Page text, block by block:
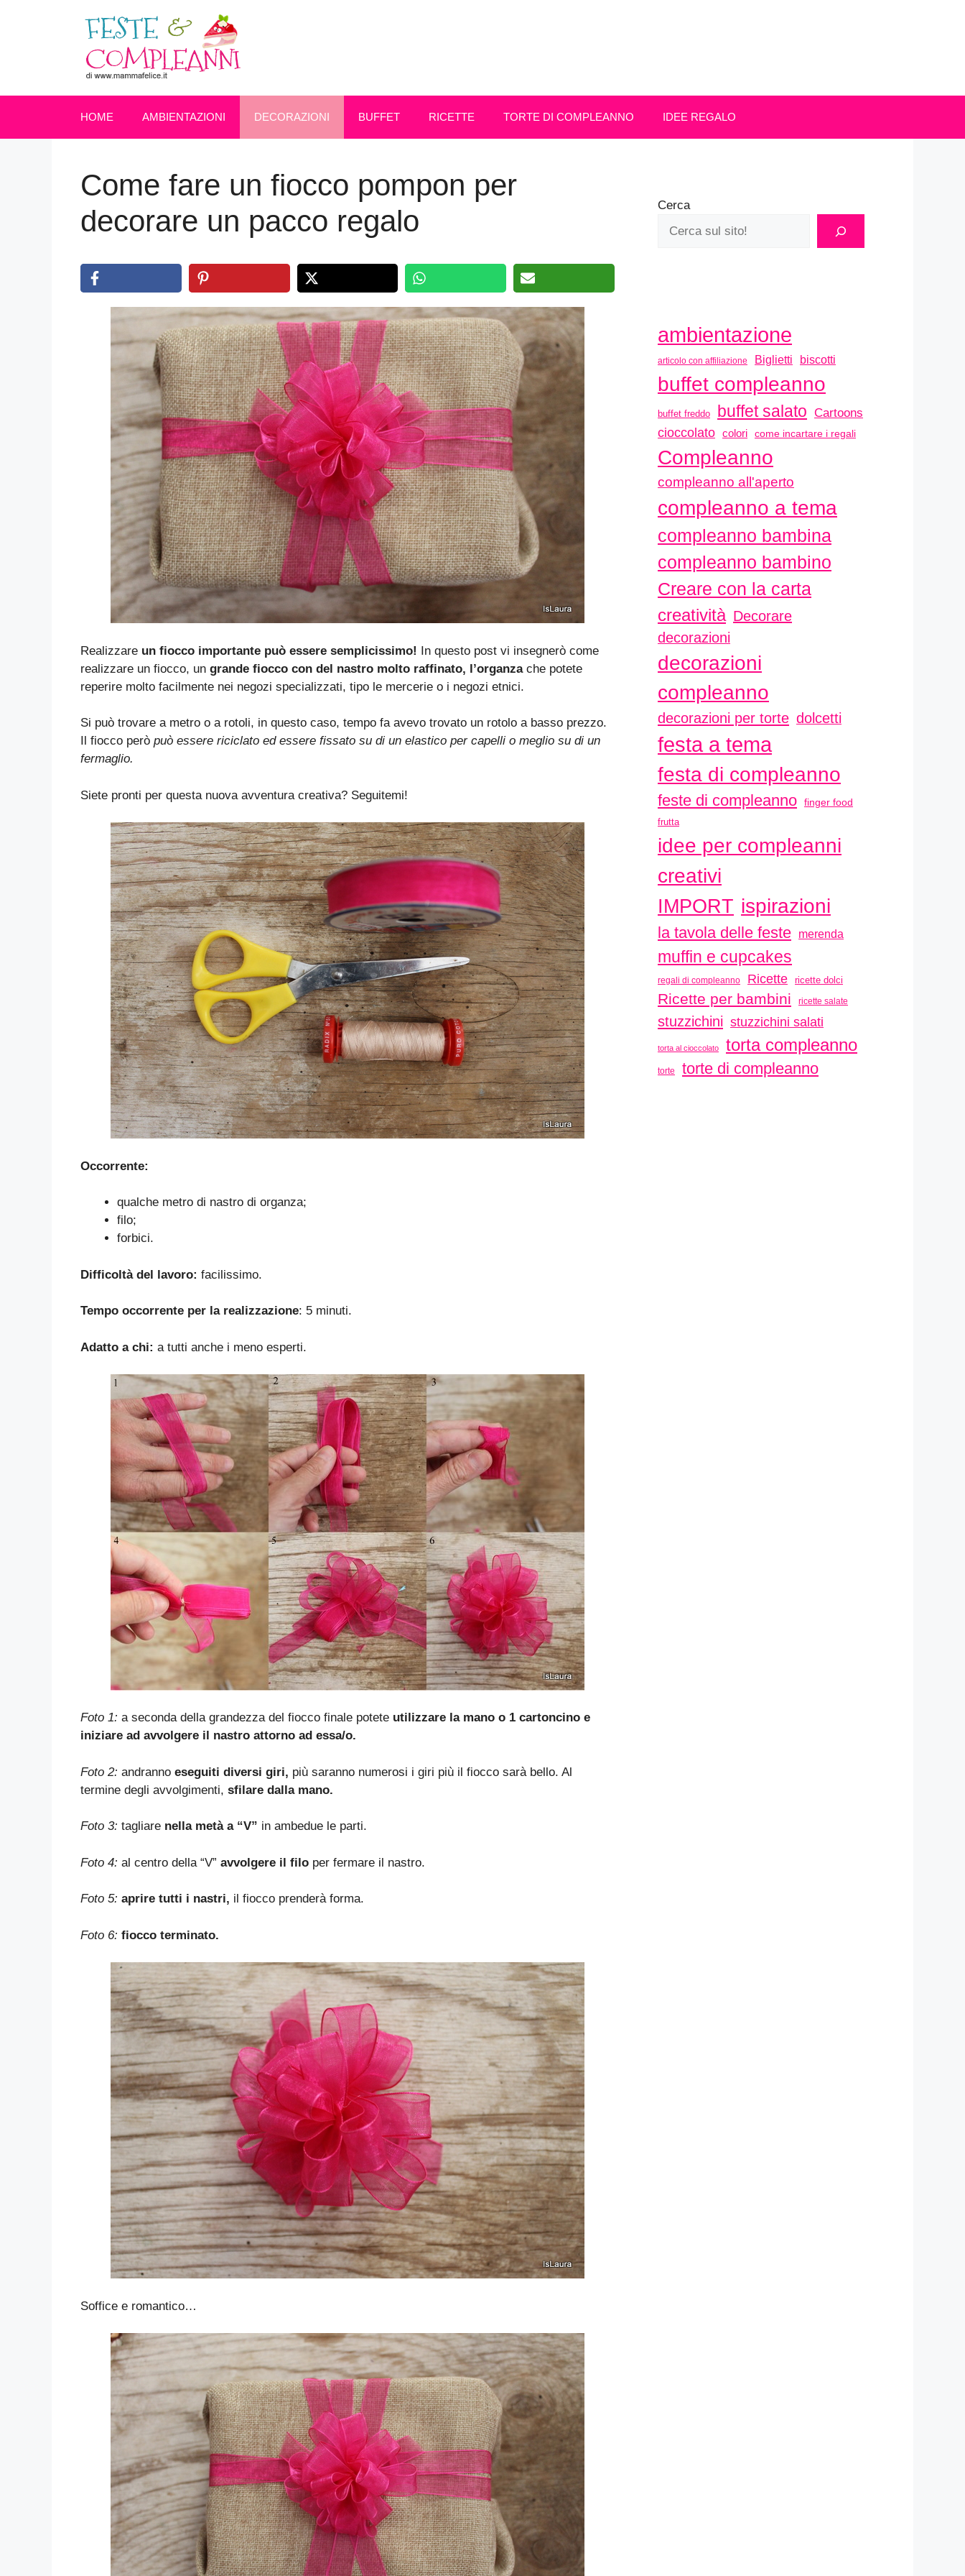
HOME AMBIENTAZIONI DECORAZIONI BUFFET RICETTE TORTE DI COMPLEANNO IDEE REGALO
Come fare un fiocco pompon per
decorare un pacco regalo
Realizzare un fiocco importante può essere semplicissimo! In questo post vi insegnerò come
realizzare un fiocco, un grande fiocco con del nastro molto raffinato, l’organzache potete
reperire molto facilmente nei negozi specializzati, tipo le mercerie o i negozi etnici.
Si può trovare a metro o a rotoli, in questo caso, tempo fa avevo trovato un rotolo a basso prezzo.
Il fiocco però può essere riciclato ed essere fissato su di un elastico per capelli o meglio su di un
fermaglio.
Siete pronti per questa nuova avventura creativa? Seguitemi!
Occorrente:
qualche metro di nastro di organza;
filo;
forbici.
Difficoltà del lavoro: facilissimo.
Tempo occorrente per la realizzazione: 5 minuti.
Adatto a chi: a tutti anche i meno esperti.
Foto 1: a seconda della grandezza del fiocco finale potete utilizzare la mano o 1 cartoncino e
iniziare ad avvolgere il nastro attorno ad essa/o.
Foto 2: andranno eseguiti diversi giri, più saranno numerosi i giri più il fiocco sarà bello. Al
termine degli avvolgimenti, sfilare dalla mano.
Foto 3: tagliare nella metà a “V” in ambedue le parti.
Foto 4: al centro della “V” avvolgere il filo per fermare il nastro.
Foto 5: aprire tutti i nastri, il fiocco prenderà forma.
Foto 6: fiocco terminato.
Soffice e romantico…
Cerca
ambientazione
articolo con affiliazione Biglietti biscotti
buffet compleanno
buffet freddo buffet salato Cartoons
cioccolato colori come incartare i regali
Compleanno
compleanno all'aperto
compleanno a tema
compleanno bambina
compleanno bambino
Creare con la carta
creatività Decorare
decorazioni
decorazioni
compleanno
decorazioni per torte dolcetti
festa a tema
festa di compleanno
feste di compleanno finger food
frutta
idee per compleanni
creativi
IMPORT ispirazioni
la tavola delle feste merenda
muffin e cupcakes
regali di compleanno Ricette ricette dolci
Ricette per bambini ricette salate
stuzzichini stuzzichini salati
torta al cioccolato torta compleanno
torte torte di compleanno